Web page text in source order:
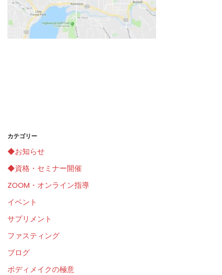
カテゴリー
◆お知らせ
◆資格・セミナー開催
ZOOM・オンライン指導
イベント
サプリメント
ファスティング
ブログ
ボディメイクの極意